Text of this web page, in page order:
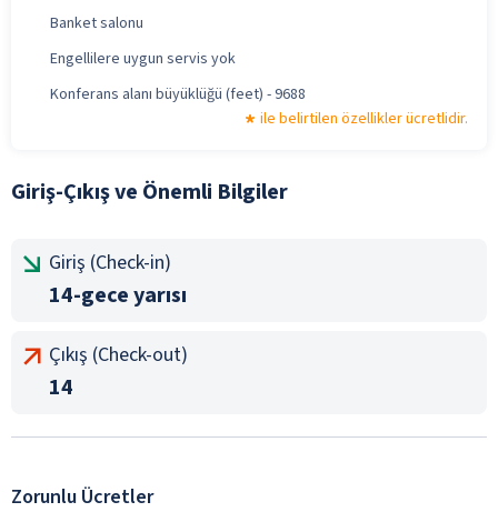
Banket salonu
Engellilere uygun servis yok
Konferans alanı büyüklüğü (feet) - 9688
ile belirtilen özellikler ücretlidir.
Giriş-Çıkış ve Önemli Bilgiler
Giriş (Check-in)
14-gece yarısı
Çıkış (Check-out)
14
Zorunlu Ücretler